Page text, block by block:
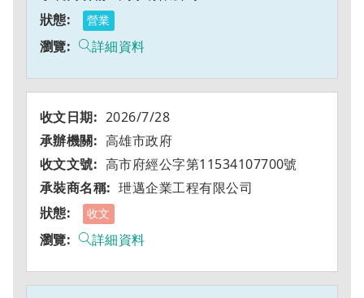
營業
詳細資料
2026/7/28
高雄市政府
高市府經公字第11534107700號
玴邁企業工程有限公司
收文
詳細資料